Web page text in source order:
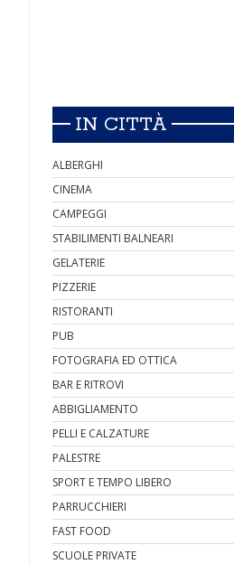
IN CITTÀ
ALBERGHI
CINEMA
CAMPEGGI
STABILIMENTI BALNEARI
GELATERIE
PIZZERIE
RISTORANTI
PUB
FOTOGRAFIA ED OTTICA
BAR E RITROVI
ABBIGLIAMENTO
PELLI E CALZATURE
PALESTRE
SPORT E TEMPO LIBERO
PARRUCCHIERI
FAST FOOD
SCUOLE PRIVATE